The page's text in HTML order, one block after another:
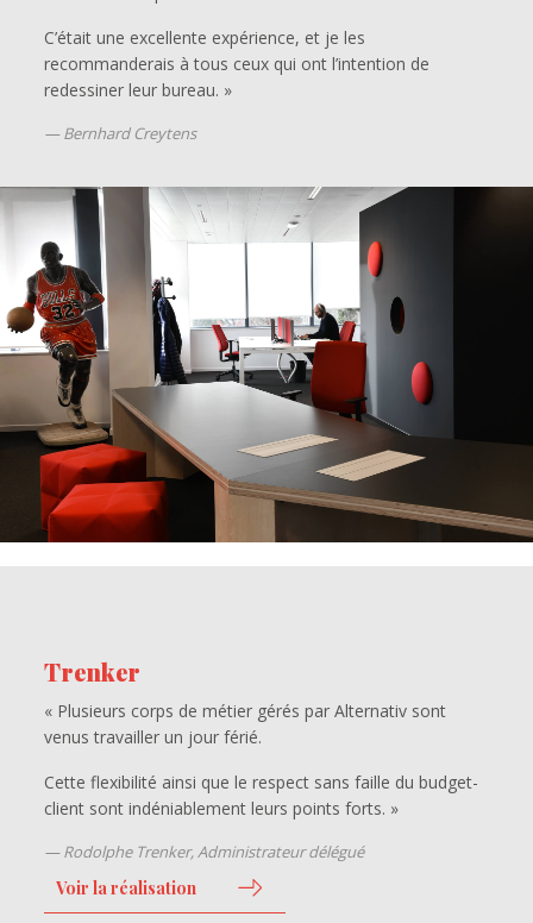
C’était une excellente expérience, et je les
recommanderais à tous ceux qui ont l’intention de
redessiner leur bureau. »
Bernhard Creytens
Trenker
« Plusieurs corps de métier gérés par Alternativ sont
venus travailler un jour férié.
Cette flexibilité ainsi que le respect sans faille du budget-
client sont indéniablement leurs points forts. »
Rodolphe Trenker, Administrateur délégué
Voir la réalisation